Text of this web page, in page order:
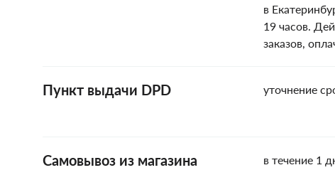
в
19 часов.
заказов,
Пункт выдачи DPD уточнение
Самовывоз из магазина
в течение 1